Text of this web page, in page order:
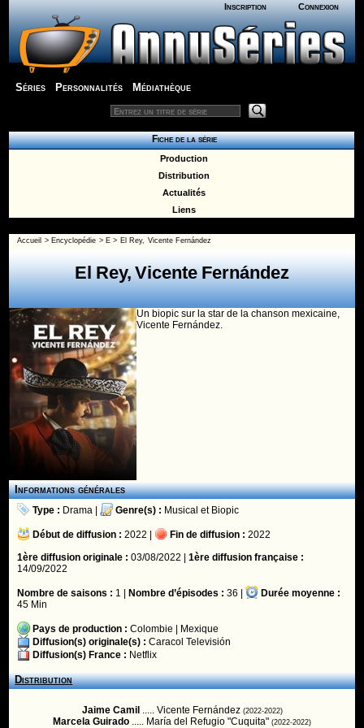
Inscription Connexion
Séries Personnalités Médiathèque
Fiche de la série
Production
Distribution
Actualités
Liens
Accueil > Encyclopédie > E > El Rey, Vicente Fernández
El Rey, Vicente Fernández
Un biopic sur la star de la chanson mexicaine,
Vicente Fernández.
Informations générales
Type : Drama | Genre(s) : Musical et Biopic
Début de diffusion : 2022 | Fin de diffusion : 2022
1ère diffusion originale : 03/08/2022 |1ère diffusion française :
14/09/2022
Nombre de saisons : 1 | Nombre d’épisodes : 36 |
Durée moyenne :
45 Min
Pays de production : Colombie
Mexique
Diffusion(s) originale(s) : Caracol Televisión
Diffusion(s) France : Netflix
Distribution
Jaime Camil ..... Vicente Fernández (2022-2022)
Marcela Guirado ..... María del Refugio "Cuquita" (2022-2022)